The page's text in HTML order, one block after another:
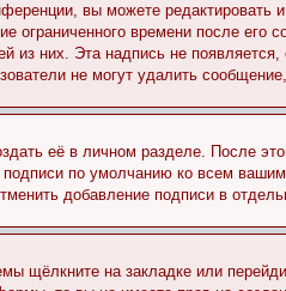
вы можете
ограниченного времени после
из них. Эта надпись не
не могут удалить
её в личном разделе. После
по умолчанию ко всем
добавление подписи в
щёлкните на закладке или